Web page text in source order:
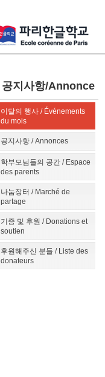
공지사항/Annonce
이달의 행사 / Événements
du mois
공지사항 / Annonces
학부모님들의 공간 / Espace
des parents
나눔장터 / Marché de
partage
기증 및 후원 / Donations et
soutien
후원해주신 분들 / Liste des
donateurs